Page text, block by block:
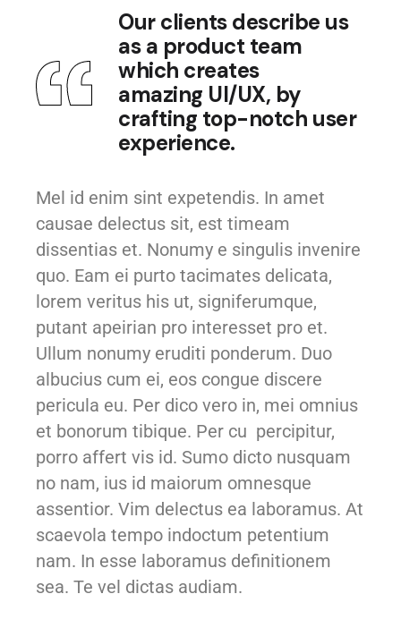
Our clients describe us
as a product team
which creates
amazing UI/UX, by
crafting top-notch user
experience.
Mel id enim sint expetendis. In amet
causae delectus sit, est timeam
dissentias et. Nonumy e singulis invenire
quo. Eam ei purto tacimates delicata,
lorem veritus his ut, signiferumque,
putant apeirian pro interesset pro et.
Ullum nonumy eruditi ponderum. Duo
albucius cum ei, eos congue discere
pericula eu. Per dico vero in, mei omnius
et bonorum tibique. Per cu percipitur,
porro affert vis id. Sumo dicto nusquam
no nam, ius id maiorum omnesque
assentior. Vim delectus ea laboramus. At
scaevola tempo indoctum petentium
nam. In esse laboramus definitionem
sea. Te vel dictas audiam.